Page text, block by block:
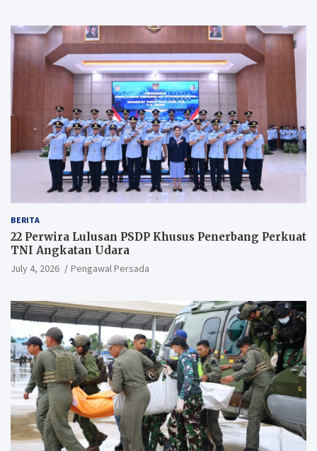
BERITA
22 Perwira Lulusan PSDP Khusus Penerbang Perkuat
TNI Angkatan Udara
July 4, 2026 Pengawal Persada